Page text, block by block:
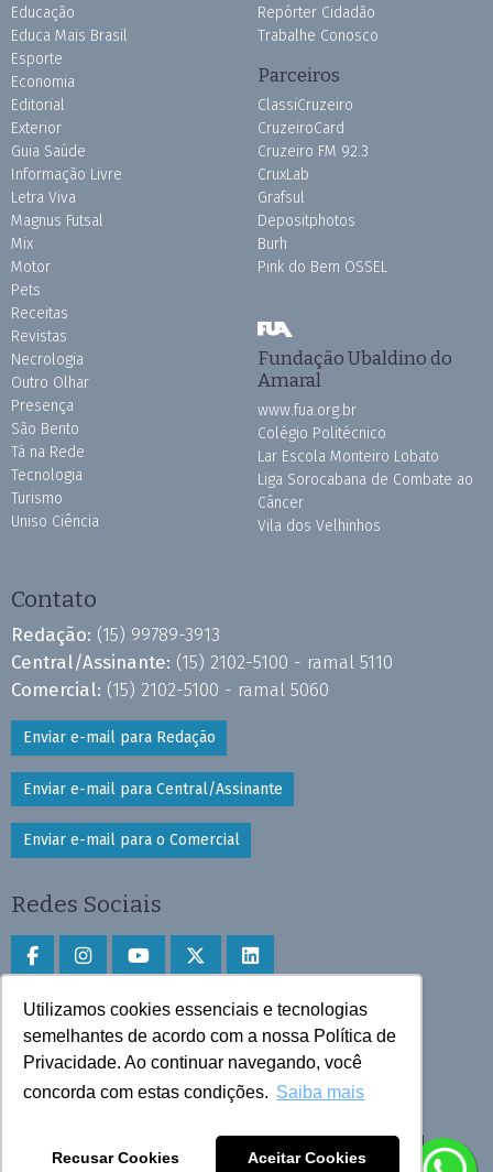
Utilizamos cookies essenciais e tecnologias
semelhantes de acordo com a nossa Política de
Privacidade. Ao continuar navegando, você
concorda com estas condições. Saiba mais
Recusar Cookies Aceitar Cookies
Educação
Educa Mais Brasil
Esporte
Economia
Editorial
Exterior
Guia Saúde
Informação Livre
Letra Viva
Magnus Futsal
Mix
Motor
Pets
Receitas
Revistas
Necrologia
Outro Olhar
Presença
São Bento
Tá na Rede
Tecnologia
Turismo
Uniso Ciência
Repórter Cidadão
Trabalhe Conosco
Parceiros
ClassiCruzeiro
CruzeiroCard
Cruzeiro FM 92.3
CruxLab
Grafsul
Depositphotos
Burh
Pink do Bem OSSEL
Fundação Ubaldino do
Amaral
www.fua.org.br
Colégio Politécnico
Lar Escola Monteiro Lobato
Liga Sorocabana de Combate ao
Câncer
Vila dos Velhinhos
Contato
Redação: (15) 99789-3913
Central/Assinante: (15) 2102-5100 - ramal 5110
Comercial: (15) 2102-5100 - ramal 5060
Enviar e-mail para Redação
Enviar e-mail para Central/Assinante
Enviar e-mail para o Comercial
Redes Sociais
Faça download do aplicativo
Play Store e App Store
Todos os direitos reservados © 2025 Cruzeiro do Sul